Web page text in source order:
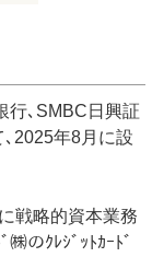
行､SMBC日興証
､2025年8月に設
戦略的資本業務
のｸﾚｼﾞｯﾄｶｰﾄﾞ